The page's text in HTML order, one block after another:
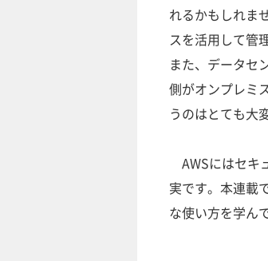
れるかもしれま
スを活用して管
また、データセ
側がオンプレミ
うのはとても大
AWSにはセキ
実です。本連載
な使い方を学ん